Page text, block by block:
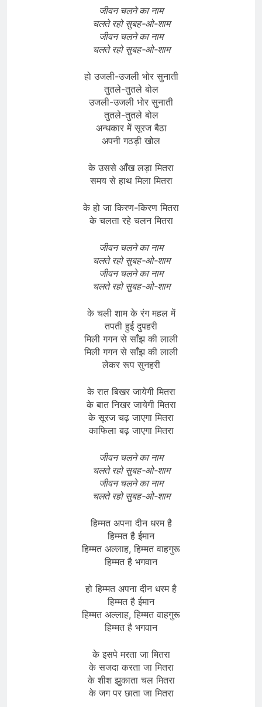
जीवन चलने का नाम
चलते रहो सुबह-ओ-शाम
जीवन चलने का नाम
चलते रहो सुबह-ओ-शाम
हो उजली-उजली भोर सुनाती
तुतले-तुतले बोल
उजली-उजली भोर सुनाती
तुतले-तुतले बोल
अन्धकार में सूरज बैठा
अपनी गठड़ी खोल
के उससे आँख लड़ा मितरा
समय से हाथ मिला मितरा
के हो जा किरण-किरण मितरा
के चलता रहे चलन मितरा
जीवन चलने का नाम
चलते रहो सुबह-ओ-शाम
जीवन चलने का नाम
चलते रहो सुबह-ओ-शाम
के चली शाम के रंग महल में
तपती हुई दुपहरी
मिली गगन से साँझ की लाली
मिली गगन से साँझ की लाली
लेकर रूप सुनहरी
के रात बिखर जायेगी मितरा
के बात निखर जायेगी मितरा
के सूरज चढ़ जाएगा मितरा
काफिला बढ़ जाएगा मितरा
जीवन चलने का नाम
चलते रहो सुबह-ओ-शाम
जीवन चलने का नाम
चलते रहो सुबह-ओ-शाम
हिम्मत अपना दीन धरम है
हिम्मत है ईमान
हिम्मत अल्लाह, हिम्मत वाहगुरू
हिम्मत है भगवान
हो हिम्मत अपना दीन धरम है
हिम्मत है ईमान
हिम्मत अल्लाह, हिम्मत वाहगुरू
हिम्मत है भगवान
के इसपे मरता जा मितरा
के सजदा करता जा मितरा
के शीश झुकाता चल मितरा
के जग पर छाता जा मितरा